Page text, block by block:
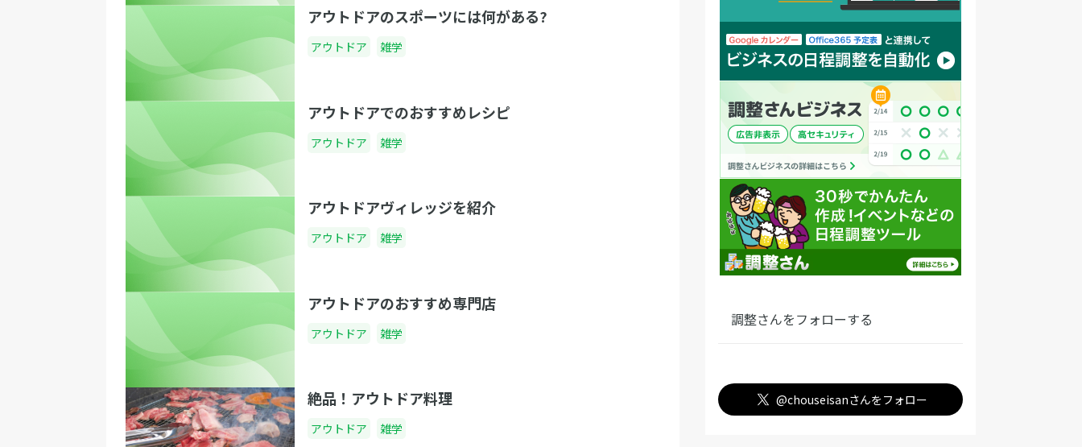
アウトドアのスポーツには何がある?
アウトドア 雑学
アウトドアでのおすすめレシピ
アウトドア 雑学
アウトドアヴィレッジを紹介
アウトドア 雑学
アウトドアのおすすめ専門店
アウトドア 雑学
絶品！アウトドア料理
アウトドア 雑学
調整さんをフォローする
@chouseisanさんをフォロー